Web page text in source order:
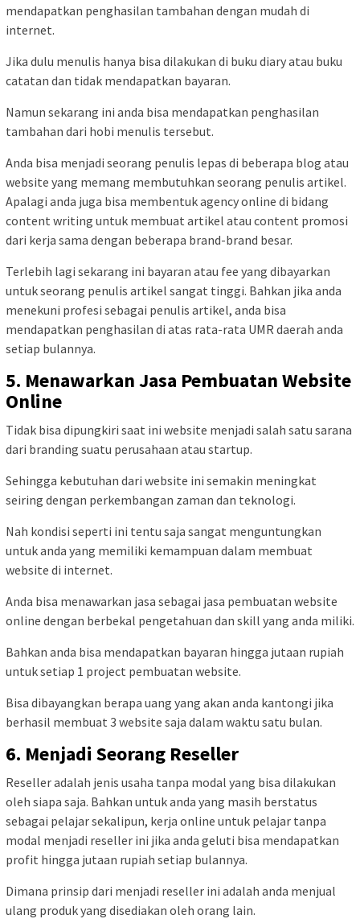
mendapatkan penghasilan tambahan dengan mudah di
internet.
Jika dulu menulis hanya bisa dilakukan di buku diary atau buku
catatan dan tidak mendapatkan bayaran.
Namun sekarang ini anda bisa mendapatkan penghasilan
tambahan dari hobi menulis tersebut.
Anda bisa menjadi seorang penulis lepas di beberapa blog atau
website yang memang membutuhkan seorang penulis artikel.
Apalagi anda juga bisa membentuk agency online di bidang
content writing untuk membuat artikel atau content promosi
dari kerja sama dengan beberapa brand-brand besar.
Terlebih lagi sekarang ini bayaran atau fee yang dibayarkan
untuk seorang penulis artikel sangat tinggi. Bahkan jika anda
menekuni profesi sebagai penulis artikel, anda bisa
mendapatkan penghasilan di atas rata-rata UMR daerah anda
setiap bulannya.
5. Menawarkan Jasa Pembuatan Website
Online
Tidak bisa dipungkiri saat ini website menjadi salah satu sarana
dari branding suatu perusahaan atau startup.
Sehingga kebutuhan dari website ini semakin meningkat
seiring dengan perkembangan zaman dan teknologi.
Nah kondisi seperti ini tentu saja sangat menguntungkan
untuk anda yang memiliki kemampuan dalam membuat
website di internet.
Anda bisa menawarkan jasa sebagai jasa pembuatan website
online dengan berbekal pengetahuan dan skill yang anda miliki.
Bahkan anda bisa mendapatkan bayaran hingga jutaan rupiah
untuk setiap 1 project pembuatan website.
Bisa dibayangkan berapa uang yang akan anda kantongi jika
berhasil membuat 3 website saja dalam waktu satu bulan.
6. Menjadi Seorang Reseller
Reseller adalah jenis usaha tanpa modal yang bisa dilakukan
oleh siapa saja. Bahkan untuk anda yang masih berstatus
sebagai pelajar sekalipun, kerja online untuk pelajar tanpa
modal menjadi reseller ini jika anda geluti bisa mendapatkan
profit hingga jutaan rupiah setiap bulannya.
Dimana prinsip dari menjadi reseller ini adalah anda menjual
ulang produk yang disediakan oleh orang lain.